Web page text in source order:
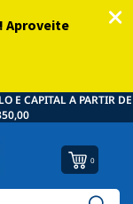
E CAPITAL A PARTIR DE
0